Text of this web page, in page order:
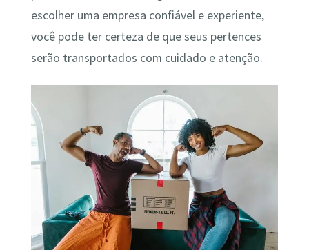
escolher uma empresa confiável e experiente,
você pode ter certeza de que seus pertences
serão transportados com cuidado e atenção.